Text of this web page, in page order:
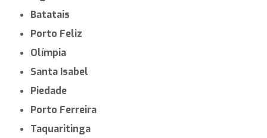
Batatais
Porto Feliz
Olímpia
Santa Isabel
Piedade
Porto Ferreira
Taquaritinga